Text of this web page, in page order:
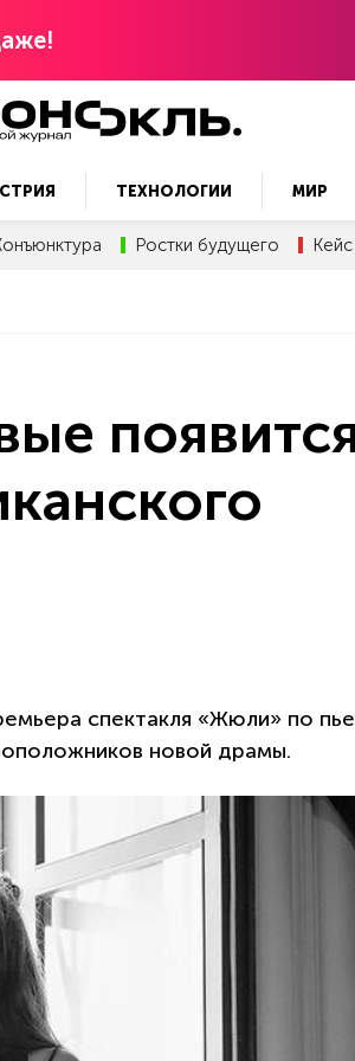
ТЕХНОЛОГИИ МИР
Ростки будущего Кейс
спектакля «Жюли» по
новой драмы.